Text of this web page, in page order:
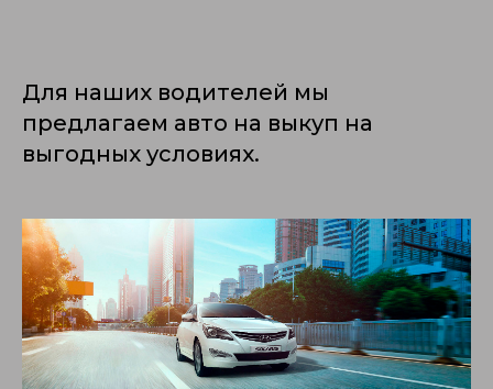
Для наших водителей мы
предлагаем авто на выкуп на
выгодных условиях.